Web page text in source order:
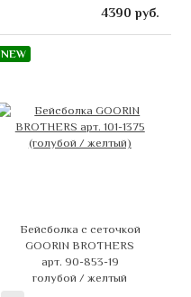
4390 руб.
NEW
Бейсболка с сеточкой
GOORIN BROTHERS
арт. 90-853-19
голубой / желтый